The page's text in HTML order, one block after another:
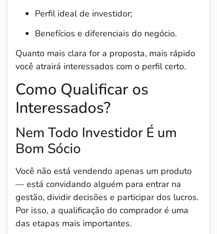
Perfil ideal de investidor;
Benefícios e diferenciais do negócio.
Quanto mais clara for a proposta, mais rápido
você atrairá interessados com o perfil certo.
Como Qualificar os
Interessados?
Nem Todo Investidor É um
Bom Sócio
Você não está vendendo apenas um produto
— está convidando alguém para entrar na
gestão, dividir decisões e participar dos lucros.
Por isso, a qualificação do comprador é uma
das etapas mais importantes.